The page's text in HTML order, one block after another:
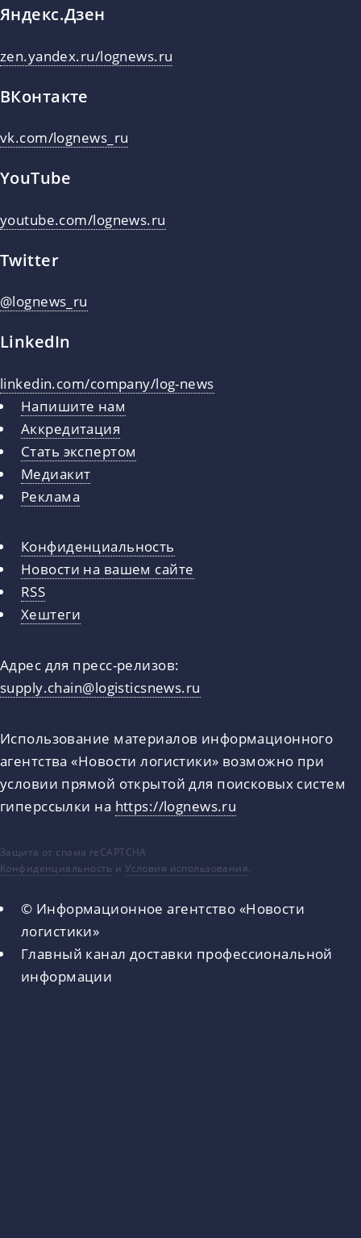
Яндекс.Дзен
zen.yandex.ru/lognews.ru
ВКонтакте
vk.com/lognews_ru
YouTube
youtube.com/lognews.ru
Twitter
@lognews_ru
LinkedIn
linkedin.com/company/log-news
Напишите нам
Аккредитация
Стать экспертом
Медиакит
Реклама
Конфиденциальность
Новости на вашем сайте
RSS
Хештеги
Адрес для пресс-релизов:
supply.chain@logisticsnews.ru
Использование материалов информационного
агентства «Новости логистики» возможно при
условии прямой открытой для поисковых систем
гиперссылки на https://lognews.ru
Защита от спама reCAPTCHA
Конфиденциальность иУсловия использования.
© Информационное агентство «Новости
логистики»
Главный канал доставки профессиональной
информации